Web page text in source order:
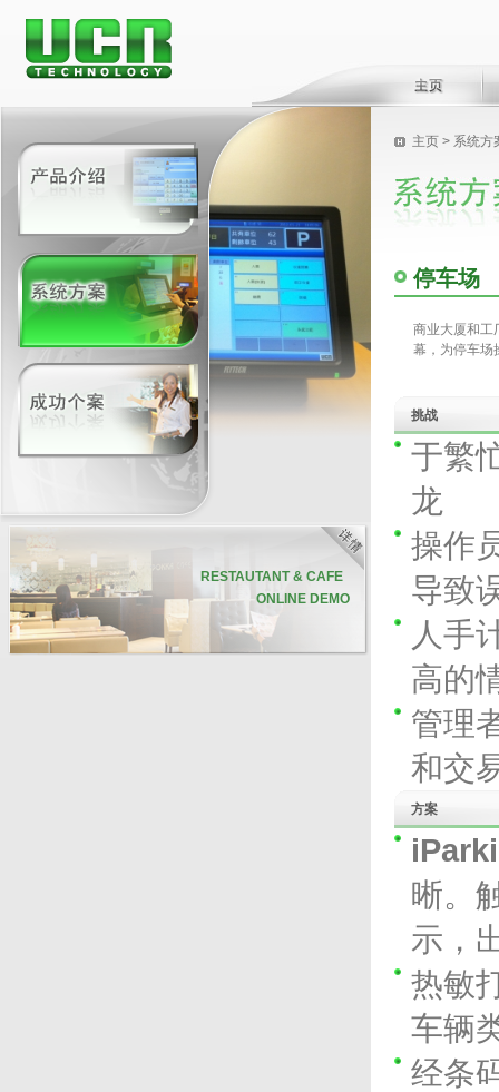
RESTAUTANT & CAFE
ONLINE DEMO
主页 > 系统方
停车场
商业大厦和工
幕，为停车场
挑战
于繁
龙
操作
导致
人手
高的
管理
和交
方案
晰。
示，
热敏
车辆
经条